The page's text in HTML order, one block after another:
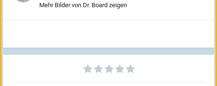
Mehr Bilder von Dr. Board zeigen